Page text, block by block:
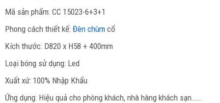
Mã sản phẩm: CC 15023-6+3+1
Phong cách thiết kế: Đèn chùm cổ
Kích thước: D820 x H58 + 400mm
Loại bóng sử dụng: Led
Xuất xứ: 100% Nhập Khẩu
Ứng dụng: Hiệu quả cho phòng khách, nhà hàng khách sạn…….